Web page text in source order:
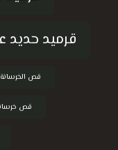
قرميد حديد
قص الخرسانة
قص